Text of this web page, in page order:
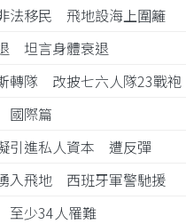
法移民 飛地設海上圍籬
坦言身體衰退
轉隊 改披七六人隊23戰袍
國際篇
引進私人資本 遭反彈
入飛地 西班牙軍警馳援
至少34人罹難